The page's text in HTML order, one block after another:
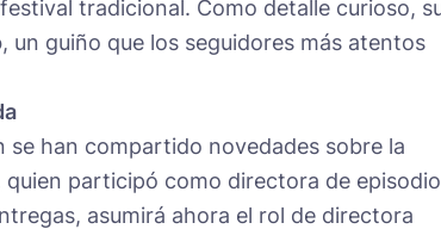
tradicional. Como detalle curioso,
, un guiño que los seguidores más atentos
han compartido novedades sobre la
quien participó como directora de
asumirá ahora el rol de directora